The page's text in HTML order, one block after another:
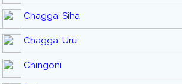
Chagga: Siha
Chagga: Uru
Chingoni